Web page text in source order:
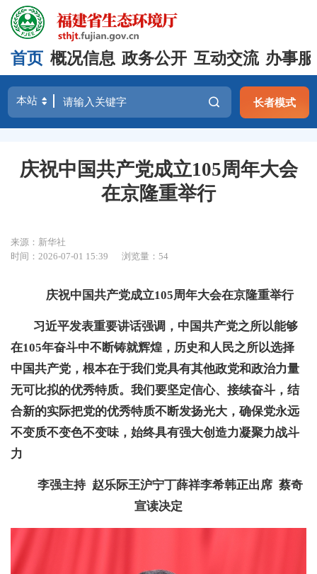
首页 概况信息 政务公开 互动交流 办事
长者模式
庆祝中国共产党成立105周年大会
在京隆重举行
来源：新华社
时间：2026-07-01 15:39
浏览量：54
庆祝中国共产党成立105周年大会在京隆重举行
习近平发表重要讲话强调，中国共产党之所以能够
在105年奋斗中不断铸就辉煌，历史和人民之所以选择
中国共产党，根本在于我们党具有其他政党和政治力量
无可比拟的优秀特质。我们要坚定信心、接续奋斗，结
合新的实际把党的优秀特质不断发扬光大，确保党永远
不变质不变色不变味，始终具有强大创造力凝聚力战斗
力
李强主持 赵乐际王沪宁丁薛祥李希韩正出席 蔡奇
宣读决定